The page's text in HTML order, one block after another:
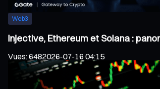
Web3
Injective, Ethereum et Solana :
Vues:6482026-07-16 04:15